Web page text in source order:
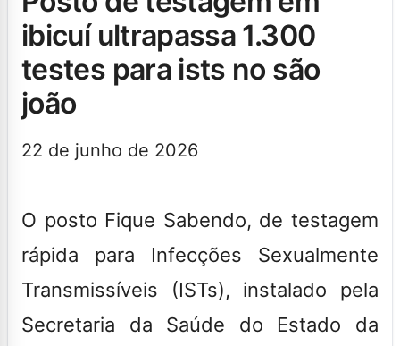
ibicuí ultrapassa 1.300
testes para ists no são
joão
22 de junho de 2026
O posto Fique Sabendo, de testagem
rápida para Infecções Sexualmente
Transmissíveis (ISTs), instalado pela
Secretaria da Saúde do Estado da